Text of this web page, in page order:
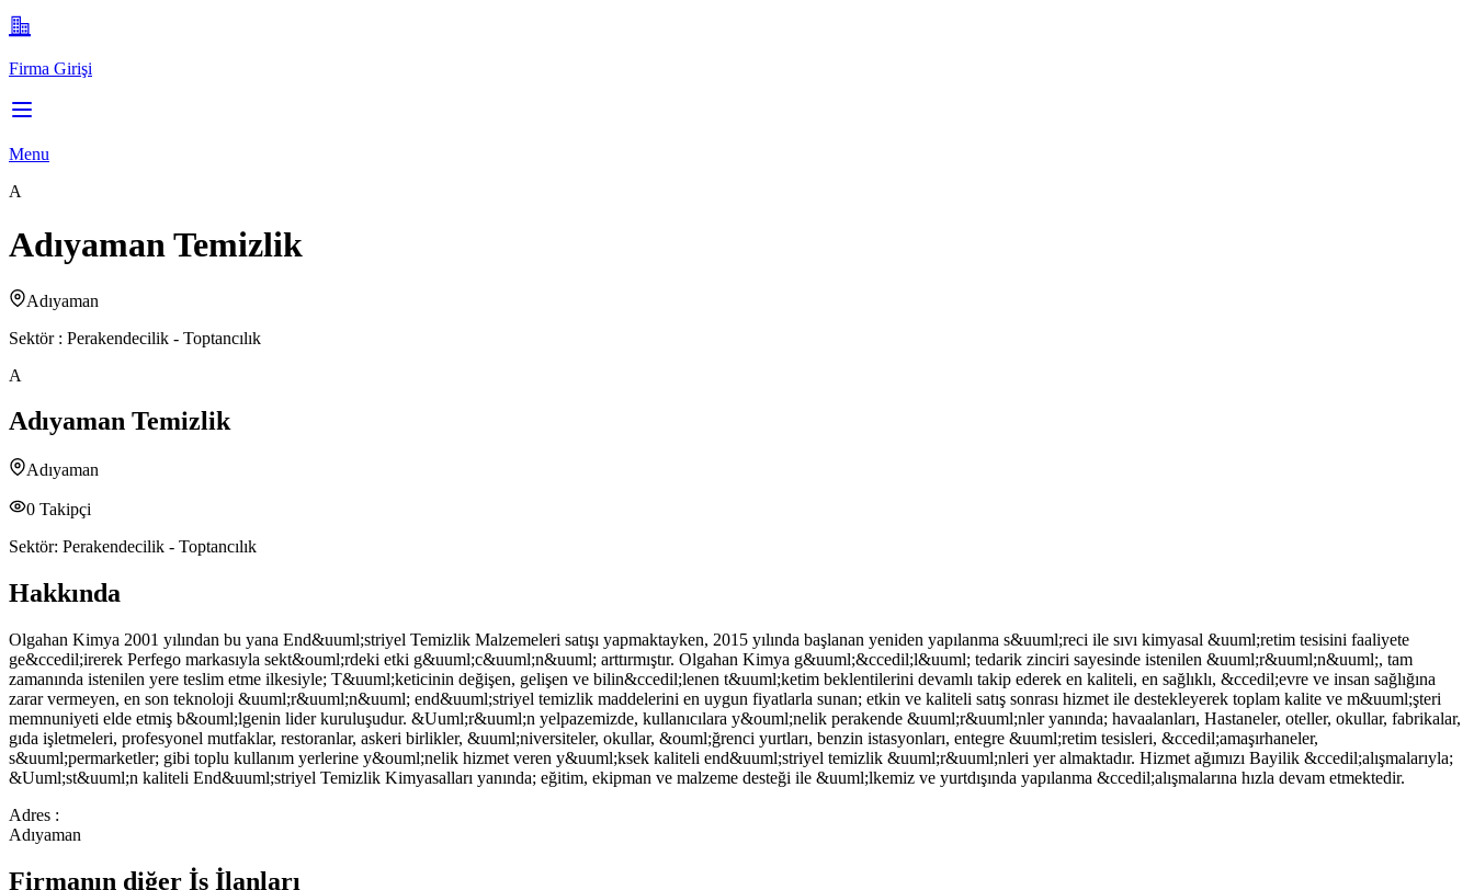
Firma Girişi
Menu
A
Adıyaman Temizlik
Adıyaman
Sektör : Perakendecilik - Toptancılık
A
Adıyaman Temizlik
Adıyaman
0 Takipçi
Sektör: Perakendecilik - Toptancılık
Hakkında
Olgahan Kimya 2001 yılından bu yana End&uuml;striyel Temizlik Malzemeleri satışı yapmaktayken, 2015 yılında başlanan yeniden yapılanma s&uuml;reci ile sıvı kimyasal &uuml;retim tesisini faaliyete
ge&ccedil;irerek Perfego markasıyla sekt&ouml;rdeki etki g&uuml;c&uuml;n&uuml; arttırmıştır. Olgahan Kimya g&uuml;&ccedil;l&uuml; tedarik zinciri sayesinde istenilen &uuml;r&uuml;n&uuml;, tam
zamanında istenilen yere teslim etme ilkesiyle; T&uuml;keticinin değişen, gelişen ve bilin&ccedil;lenen t&uuml;ketim beklentilerini devamlı takip ederek en kaliteli, en sağlıklı, &ccedil;evre ve insan sağlığına
zarar vermeyen, en son teknoloji &uuml;r&uuml;n&uuml; end&uuml;striyel temizlik maddelerini en uygun fiyatlarla sunan; etkin ve kaliteli satış sonrası hizmet ile destekleyerek toplam kalite ve m&uuml;şteri
memnuniyeti elde etmiş b&ouml;lgenin lider kuruluşudur. &Uuml;r&uuml;n yelpazemizde, kullanıcılara y&ouml;nelik perakende &uuml;r&uuml;nler yanında; havaalanları, Hastaneler, oteller, okullar, fabrikalar,
gıda işletmeleri, profesyonel mutfaklar, restoranlar, askeri birlikler, &uuml;niversiteler, okullar, &ouml;ğrenci yurtları, benzin istasyonları, entegre &uuml;retim tesisleri, &ccedil;amaşırhaneler,
s&uuml;permarketler; gibi toplu kullanım yerlerine y&ouml;nelik hizmet veren y&uuml;ksek kaliteli end&uuml;striyel temizlik &uuml;r&uuml;nleri yer almaktadır. Hizmet ağımızı Bayilik &ccedil;alışmalarıyla;
&Uuml;st&uuml;n kaliteli End&uuml;striyel Temizlik Kimyasalları yanında; eğitim, ekipman ve malzeme desteği ile &uuml;lkemiz ve yurtdışında yapılanma &ccedil;alışmalarına hızla devam etmektedir.
Adres :
Adıyaman
Firmanın diğer İş İlanları